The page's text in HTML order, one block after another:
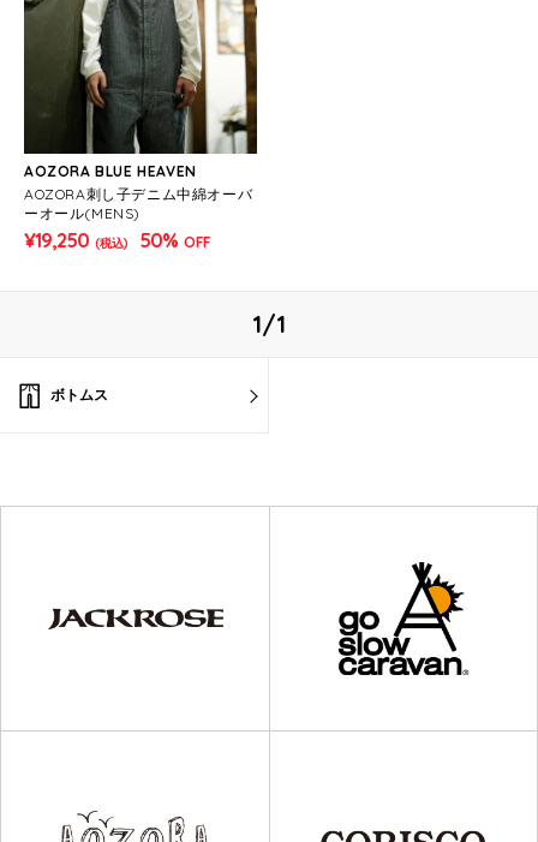
AOZORA BLUE HEAVEN
AOZORA刺し子デニム中綿オーバ
ーオール(MENS)
¥19,250 (税込) 50% OFF
1/1
ボトムス